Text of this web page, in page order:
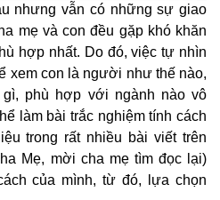
nhưng vẫn có những sự giao
mẹ và con đều gặp khó khăn
hợp nhất. Do đó, việc tự nhìn
xem con là người như thế nào,
phù hợp với ngành nào vô
làm bài trắc nghiệm tính cách
trong rất nhiều bài viết trên
Mẹ, mời cha mẹ tìm đọc lại)
của mình, từ đó, lựa chọn